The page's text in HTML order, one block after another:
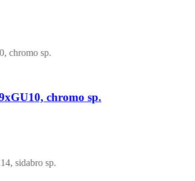
chromo sp.